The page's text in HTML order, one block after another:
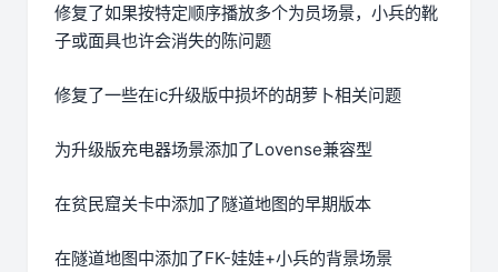
修复了如果按特定顺序播放多个为员场景，小兵的靴
子或面具也许会消失的陈问题
修复了一些在ic升级版中损坏的胡萝卜相关问题
为升级版充电器场景添加了Lovense兼容型
在贫民窟关卡中添加了隧道地图的早期版本
在隧道地图中添加了FK-娃娃+小兵的背景场景